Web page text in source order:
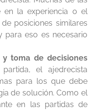
en la experiencia o el
posiciones similares
para eso es necesario
y toma de decisiones
el ajedrecista
para los que debe
de solución. Como el
en las partidas de